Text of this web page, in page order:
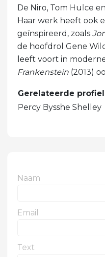
De Niro, Tom Hulce
Haar werk heeft ook
geïnspireerd, zoals
de hoofdrol Gene
leeft voort in
Frankenstein (2013)
Gerelateerde
Percy Bysshe Shelley
Naam
Email
Text